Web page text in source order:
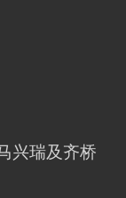
兴瑞及齐桥